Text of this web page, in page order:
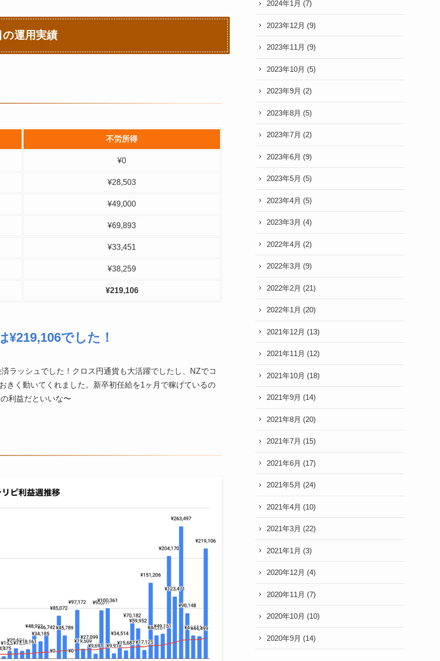
運用実績
不労所得
¥0
¥28,503
¥49,000
¥69,893
¥33,451
¥38,259
¥219,106
¥219,106でした！
ラッシュでした！クロス円通貨も大活躍でしたし、NZでコ
きく動いてくれました。新卒初任給を1ヶ月で稼げているの
利益だといいな〜
2024年1月 (7)
2023年12月 (9)
2023年11月 (9)
2023年10月 (5)
2023年9月 (2)
2023年8月 (5)
2023年7月 (2)
2023年6月 (9)
2023年5月 (5)
2023年4月 (5)
2023年3月 (4)
2022年4月 (2)
2022年3月 (9)
2022年2月 (21)
2022年1月 (20)
2021年12月 (13)
2021年11月 (12)
2021年10月 (18)
2021年9月 (14)
2021年8月 (20)
2021年7月 (15)
2021年6月 (17)
2021年5月 (24)
2021年4月 (10)
2021年3月 (22)
2021年1月 (3)
2020年12月 (4)
2020年11月 (7)
2020年10月 (10)
2020年9月 (14)